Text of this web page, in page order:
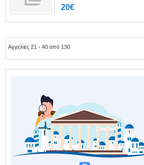
20€
Αγγελίες 21 - 40 από 130